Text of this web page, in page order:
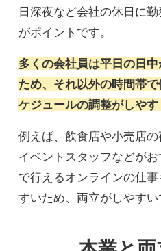
日深夜など会社の休日に
がポイントです。
多くの会社員は平日の日
ため、それ以外の時間帯
ケジュールの調整がしやす
例えば、飲食店や小売店
イベントスタッフなどが
で行えるオンラインの仕
すいため、両立がしやすい